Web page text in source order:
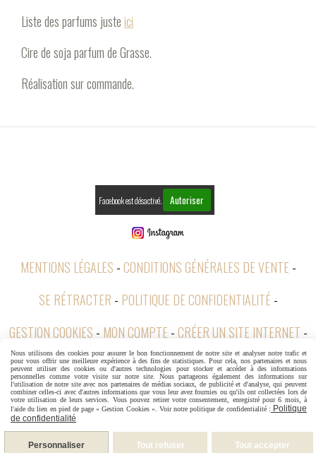
Liste des parfums justeici
Cire de soja parfum de Grasse.
Réalisation sur commande.
Facebook est désactivé. Autoriser
MENTIONS LÉGALES CONDITIONS GÉNÉRALES DE VENTE
SE RÉTRACTER
POLITIQUE DE CONFIDENTIALITÉ
GESTION COOKIES
MON COMPTE CRÉER UN SITE INTERNET
CGV
Nous utilisons des cookies pour assurer le bon fonctionnement de notre site et analyser notre trafic et
pour vous offrir une meilleure expérience à des fins de statistiques. Pour cela, nos partenaires et nous
peuvent utiliser des cookies ou d'autres technologies pour stocker et accéder à des informations
personnelles comme votre visite sur notre site. Nous partageons également des informations sur
l'utilisation de notre site avec nos partenaires de médias sociaux, de publicité et d'analyse, qui peuvent
combiner celles-ci avec d'autres informations que vous leur avez fournies ou qu'ils ont collectées lors de
votre utilisation de leurs services. Vous pouvez retirer votre consentement, enregistré pour 6 mois, à
l'aide du lien en pied de page « Gestion Cookies ». Voir notre politique de confidentialité : Politique
de confidentialité
Personnaliser Tout refuser Tout accepter